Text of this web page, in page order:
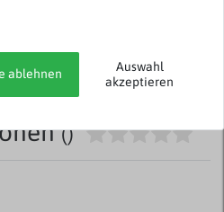
von +/- 3% sind möglich.
()
ablehnen
Auswahl
akzeptieren